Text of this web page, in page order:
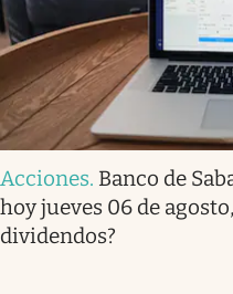
Acciones. Banco de
hoy jueves 06 de
dividendos?